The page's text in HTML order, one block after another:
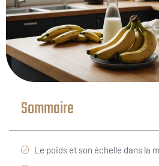
Sommaire
Le poids et son échelle dans la